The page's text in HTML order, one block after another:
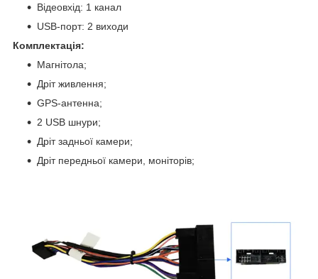
Відеовхід: 1 канал
USB-порт: 2 виходи
Комплектація:
Магнітола;
Дріт живлення;
GPS-антенна;
2 USB шнури;
Дріт задньої камери;
Дріт передньої камери, моніторів;